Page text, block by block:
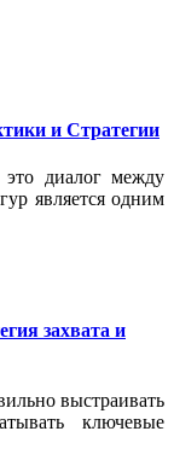
и Стратегии
диалог между
является одним
захвата и
выстраивать
ключевые